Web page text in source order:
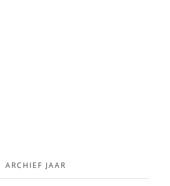
ARCHIEF JAAR